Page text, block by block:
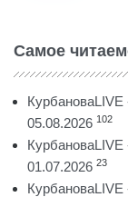
Самое
05.08.2026 102
01.07.2026 23